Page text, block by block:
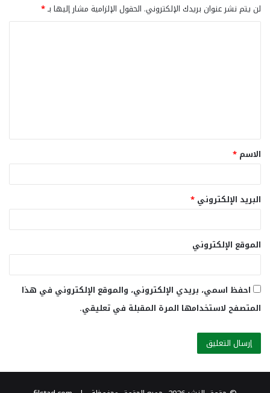
لن يتم نشر عنوان بريدك الإلكتروني. الحقول الإلزامية مشار إليها بـ*
ق
*
الاسم *
البريد الإلكتروني *
الموقع الإلكتروني
احفظ اسمي، بريدي الإلكتروني، والموقع الإلكتروني في هذا
المتصفح لاستخدامها المرة المقبلة في تعليقي.